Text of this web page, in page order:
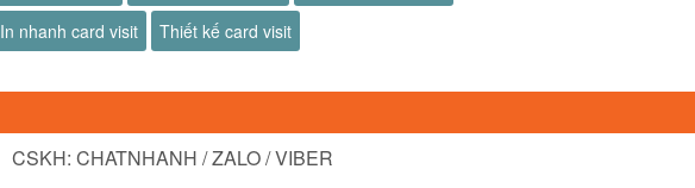
In nhanh card visit
Thiết kế card visit
CSKH: CHATNHANH / ZALO / VIBER